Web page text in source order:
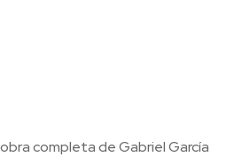
completa de Gabriel García